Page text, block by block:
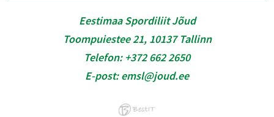
Eestimaa Spordiliit Jõud
Toompuiestee 21, 10137 Tallinn
Telefon: +372 662 2650
E-post:emsl@joud.ee